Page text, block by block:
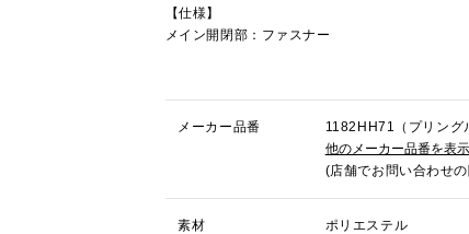
【仕様】
メイン開閉部：ファスナー
メーカー品番
1182HH71（プリング
他のメーカー品番を表
(店舗でお問い合わせ
素材 ポリエステル